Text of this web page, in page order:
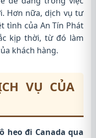
Hơn nữa, dịch vụ tư
tình của An Tín Phát
kịp thời, từ đó làm
khách hàng.
VỤ CỦA
heo đi Canada qua